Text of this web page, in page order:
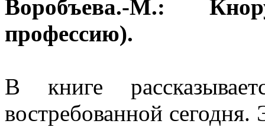
Воробъева.-М.:
профессию).
В книге
востребованной